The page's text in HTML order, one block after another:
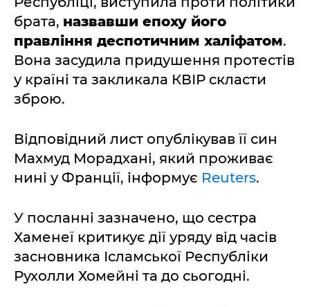
брата, назвавши епоху його
правління деспотичним халіфатом.
Вона засудила придушення протестів
у країні та закликала КВІР скласти
зброю.
Відповідний лист опублікував її син
Махмуд Морадхані, який проживає
нині у Франції, інформує Reuters.
У посланні зазначено, що сестра
Хаменеї критикує дії уряду від часів
засновника Ісламської Республіки
Рухолли Хомейні та до сьогодні.